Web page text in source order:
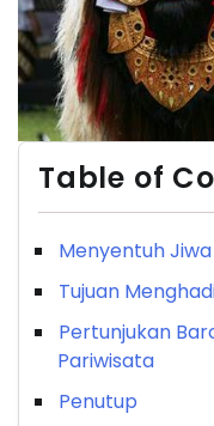
Table of
Menyentuh
Tujuan
Pertunjukan
Pariwisata
Penutup